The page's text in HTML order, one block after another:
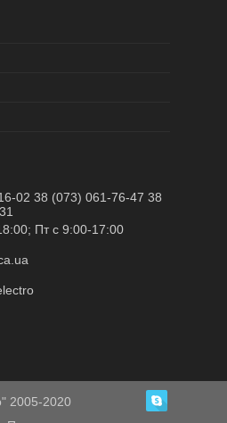
02 38 (073) 061-76-47 38
Пт c 9:00-17:00
2005-2020